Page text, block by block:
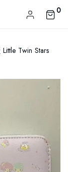
0
Twin Stars